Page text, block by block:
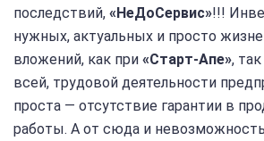
последствий, «НеДоСервис»!!!
нужных, актуальных и просто
вложений, как при «Старт-Апе»,
всей, трудовой деятельности
проста — отсутствие гарантии в
работы. А от сюда и